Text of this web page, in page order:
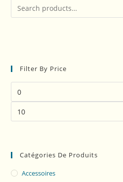
Filter By Price
Catégories De Produits
Accessoires